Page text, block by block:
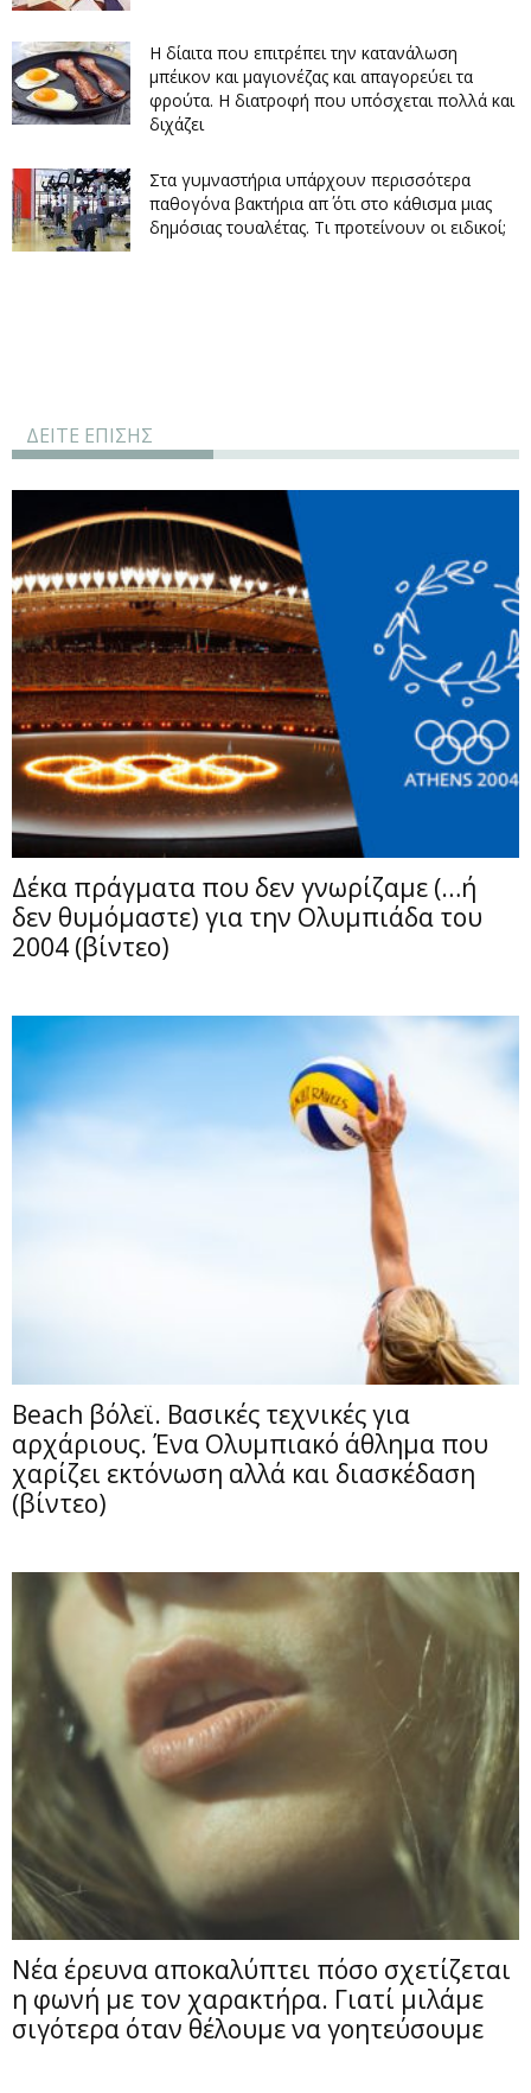
Η δίαιτα που επιτρέπει την κατανάλωση
μπέικον και μαγιονέζας και απαγορεύει τα
φρούτα. Η διατροφή που υπόσχεται πολλά και
διχάζει
Στα γυμναστήρια υπάρχουν περισσότερα
παθογόνα βακτήρια απ΄ ότι στο κάθισμα μιας
δημόσιας τουαλέτας. Τι προτείνουν οι ειδικοί;
ΔΕΙΤΕ ΕΠΙΣΗΣ
Δέκα πράγματα που δεν γνωρίζαμε (…ή
δεν θυμόμαστε) για την Ολυμπιάδα του
2004 (βίντεο)
Beach βόλεϊ. Βασικές τεχνικές για
αρχάριους. Ένα Ολυμπιακό άθλημα που
χαρίζει εκτόνωση αλλά και διασκέδαση
(βίντεο)
Νέα έρευνα αποκαλύπτει πόσο σχετίζεται
η φωνή με τον χαρακτήρα. Γιατί μιλάμε
σιγότερα όταν θέλουμε να γοητεύσουμε